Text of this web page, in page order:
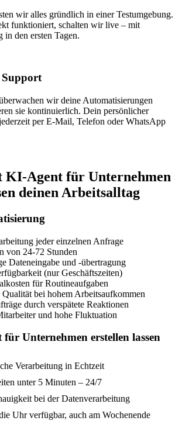
wir alles gründlich in einer Testumgebung.
funktioniert, schalten wir live – mit
in den ersten Tagen.
wir deine Automatisierungen
sie kontinuierlich. Dein persönlicher
per E-Mail, Telefon oder WhatsApp
KI-Agent für Unternehmen
deinen Arbeitsalltag
jeder einzelnen Anfrage
von 24-72 Stunden
Dateneingabe und -übertragung
(nur Geschäftszeiten)
für Routineaufgaben
Qualität bei hohem Arbeitsaufkommen
durch verspätete Reaktionen
und hohe Fluktuation
Unternehmen erstellen lassen
Verarbeitung in Echtzeit
unter 5 Minuten – 24/7
bei der Datenverarbeitung
Uhr verfügbar, auch am Wochenende